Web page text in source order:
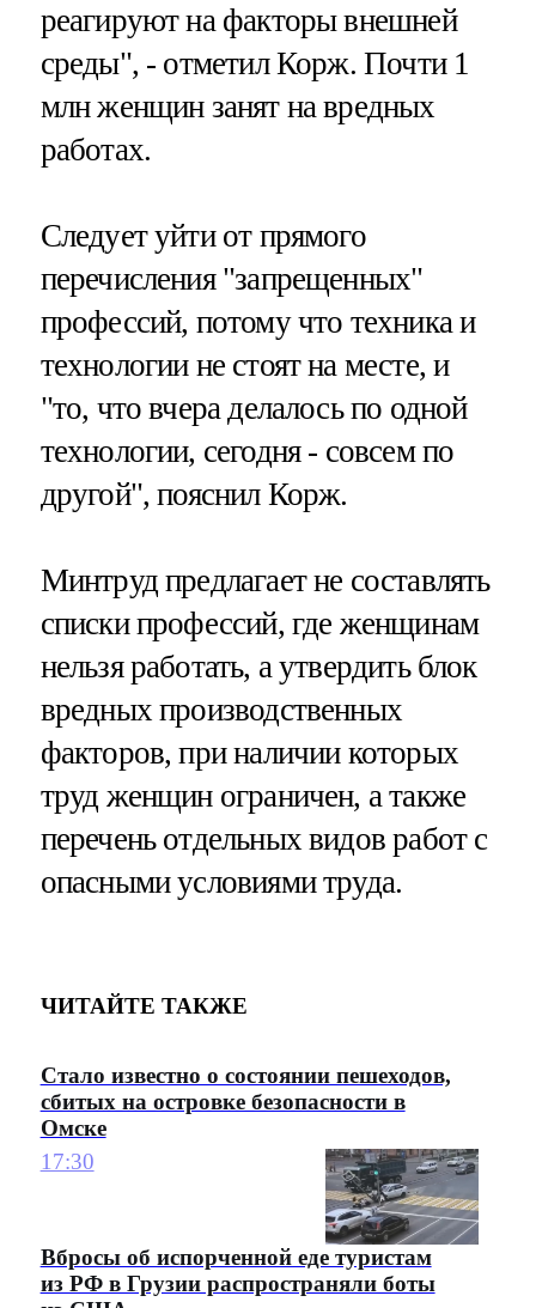
реагируют на факторы внешней
среды", - отметил Корж. Почти 1
млн женщин занят на вредных
работах.
Следует уйти от прямого
перечисления "запрещенных"
профессий, потому что техника и
технологии не стоят на месте, и
"то, что вчера делалось по одной
технологии, сегодня - совсем по
другой", пояснил Корж.
Минтруд предлагает не составлять
списки профессий, где женщинам
нельзя работать, а утвердить блок
вредных производственных
факторов, при наличии которых
труд женщин ограничен, а также
перечень отдельных видов работ с
опасными условиями труда.
ЧИТАЙТЕ ТАКЖЕ
Стало известно о состоянии пешеходов,
сбитых на островке безопасности в
Омске
17:30
Вбросы об испорченной еде туристам
из РФ в Грузии распространяли боты